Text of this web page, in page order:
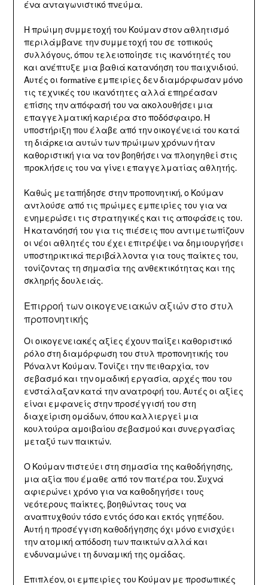
ένα ανταγωνιστικό πνεύμα.
Η πρώιμη συμμετοχή του Κούμαν στον αθλητισμό
περιλάμβανε την συμμετοχή του σε τοπικούς
συλλόγους, όπου τελειοποίησε τις ικανότητές του
και ανέπτυξε μια βαθιά κατανόηση του παιχνιδιού.
Αυτές οι formative εμπειρίες δεν διαμόρφωσαν μόνο
τις τεχνικές του ικανότητες αλλά επηρέασαν
επίσης την απόφασή του να ακολουθήσει μια
επαγγελματική καριέρα στο ποδόσφαιρο. Η
υποστήριξη που έλαβε από την οικογένειά του κατά
τη διάρκεια αυτών των πρώιμων χρόνων ήταν
καθοριστική για να τον βοηθήσει να πλοηγηθεί στις
προκλήσεις του να γίνει επαγγελματίας αθλητής.
Καθώς μεταπήδησε στην προπονητική, ο Κούμαν
αντλούσε από τις πρώιμες εμπειρίες του για να
ενημερώσει τις στρατηγικές και τις αποφάσεις του.
Η κατανόησή του για τις πιέσεις που αντιμετωπίζουν
οι νέοι αθλητές του έχει επιτρέψει να δημιουργήσει
υποστηρικτικά περιβάλλοντα για τους παίκτες του,
τονίζοντας τη σημασία της ανθεκτικότητας και της
σκληρής δουλειάς.
Επιρροή των οικογενειακών αξιών στο στυλ
προπονητικής
Οι οικογενειακές αξίες έχουν παίξει καθοριστικό
ρόλο στη διαμόρφωση του στυλ προπονητικής του
Ρόναλντ Κούμαν. Τονίζει την πειθαρχία, τον
σεβασμό και την ομαδική εργασία, αρχές που του
ενστάλαξαν κατά την ανατροφή του. Αυτές οι αξίες
είναι εμφανείς στην προσέγγισή του στη
διαχείριση ομάδων, όπου καλλιεργεί μια
κουλτούρα αμοιβαίου σεβασμού και συνεργασίας
μεταξύ των παικτών.
Ο Κούμαν πιστεύει στη σημασία της καθοδήγησης,
μια αξία που έμαθε από τον πατέρα του. Συχνά
αφιερώνει χρόνο για να καθοδηγήσει τους
νεότερους παίκτες, βοηθώντας τους να
αναπτυχθούν τόσο εντός όσο και εκτός γηπέδου.
Αυτή η προσέγγιση καθοδήγησης όχι μόνο ενισχύει
την ατομική απόδοση των παικτών αλλά και
ενδυναμώνει τη δυναμική της ομάδας.
Επιπλέον, οι εμπειρίες του Κούμαν με προσωπικές